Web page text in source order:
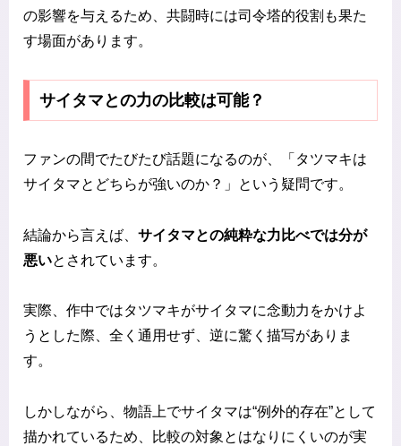
の影響を与えるため、共闘時には司令塔的役割も果た
す場面があります。
サイタマとの力の比較は可能？
ファンの間でたびたび話題になるのが、「タツマキは
サイタマとどちらが強いのか？」という疑問です。
結論から言えば、 サイタマとの純粋な力比べでは分が
悪いとされています。
実際、作中ではタツマキがサイタマに念動力をかけよ
うとした際、全く通用せず、逆に驚く描写がありま
す。
しかしながら、物語上でサイタマは“例外的存在”として
描かれているため、比較の対象とはなりにくいのが実